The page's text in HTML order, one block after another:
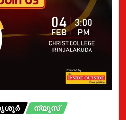
ന്യൂസ്